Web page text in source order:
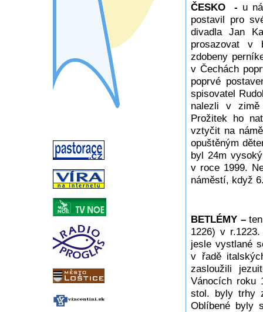
ČESKO - u
postavil pro
divadla Jan
prosazovat v
zdobeny
v Čechách
poprvé
spisovatel
nalezli v zimě
Prožitek ho
vztyčit na
opuštěným
byl 24m
v roce 1999.
náměstí, když
BETLÉMY –
1226) v
jesle vystlané
v řadě
zasloužili
Vánocích roku
stol. byly trhy
Oblíbené byly